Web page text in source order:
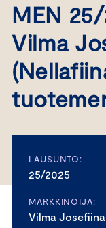
MEN
Vilma
LAUSUNTO:
25/2025
MARKKINOIJA:
Vilma